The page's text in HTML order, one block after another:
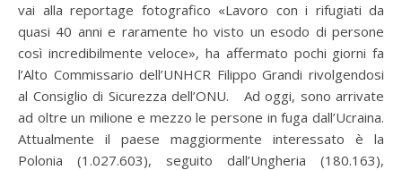
vai alla reportage fotografico «Lavoro con i rifugiati da
quasi 40 anni e raramente ho visto un esodo di persone
così incredibilmente veloce», ha affermato pochi giorni fa
l’Alto Commissario dell’UNHCR Filippo Grandi rivolgendosi
al Consiglio di Sicurezza dell’ONU. Ad oggi, sono arrivate
ad oltre un milione e mezzo le persone in fuga dall’Ucraina.
Attualmente il paese maggiormente interessato è la
Polonia (1.027.603), seguito dall’Ungheria (180.163),